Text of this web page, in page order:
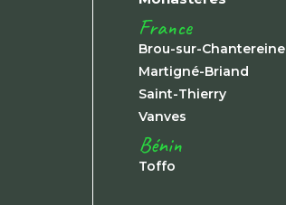
France
Brou-sur-Chantereine
Martigné-Briand
Saint-Thierry
Vanves
Bénin
Toffo